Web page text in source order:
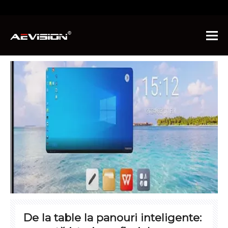
De la table la panouri inteligente: